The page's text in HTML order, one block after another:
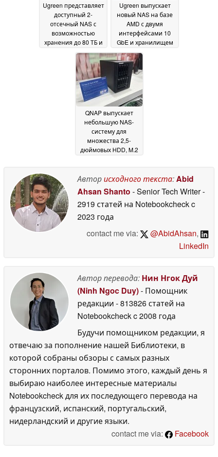
Ugreen представляет
доступный 2-
отсечный NAS с
возможностью
хранения до 80 ТБ и
стартовой скидкой08
June 2026
Ugreen выпускает
новый NAS на базе
AMD с двумя
интерфейсами 10
GbE и хранилищем
до 144 ТБ
QNAP выпускает
небольшую NAS-
систему для
множества 2,5-
дюймовых HDD, M.2
Авторисходного текста:Abid
Ahsan Shanto - Senior Tech Writer-
2919 статей на Notebookcheckc
2023 года
contact me via:
@AbidAhsan,
LinkedIn
Автор перевода: Нин Нгок Дуй
(Ninh Ngoc Duy)- Помощник
редакции - 813826 статей на
Notebookcheckc 2008 года
Будучи помощником редакции, я
отвечаю за пополнение нашей Библиотеки, в
которой собраны обзоры с самых разных
сторонних порталов. Помимо этого, каждый день я
выбираю наиболее интересные материалы
Notebookcheck для их последующего перевода на
французский, испанский, португальский,
нидерландский и другие языки.
contact me via:
Facebook